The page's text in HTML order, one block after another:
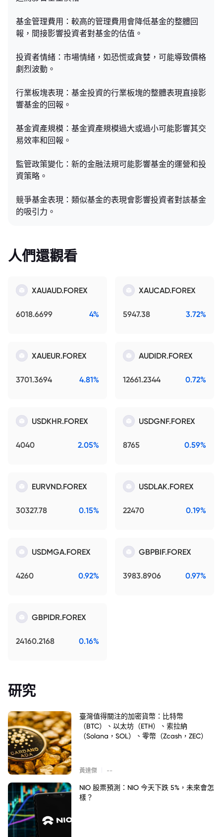
基金管理費用：較高的管理費用會降低基金的整體回
報，間接影響投資者對基金的估值。
投資者情緒：市場情緒，如恐慌或貪婪，可能導致價格
劇烈波動。
行業板塊表現：基金投資的行業板塊的整體表現直接影
響基金的回報。
基金資產規模：基金資產規模過大或過小可能影響其交
易效率和回報。
監管政策變化：新的金融法規可能影響基金的運營和投
資策略。
競爭基金表現：類似基金的表現會影響投資者對該基金
的吸引力。
人們還觀看
XAUAUD.FOREX
6018.6699 4%
XAUCAD.FOREX
5947.38 3.72%
XAUEUR.FOREX
3701.3694 4.81%
AUDIDR.FOREX
12661.2344 0.72%
USDKHR.FOREX
4040 2.05%
USDGNF.FOREX
8765 0.59%
EURVND.FOREX
30327.78 0.15%
USDLAK.FOREX
22470 0.19%
USDMGA.FOREX
4260 0.92%
GBPBIF.FOREX
3983.8906 0.97%
GBPIDR.FOREX
24160.2168 0.16%
研究
臺灣值得關注的加密貨幣：比特幣
（BTC）、以太坊（ETH）、索拉納
（Solana，SOL）、零幣（Zcash，ZEC）
黃達傑 --
NIO 股票預測：NIO 今天下跌 5%，未來會怎
樣？